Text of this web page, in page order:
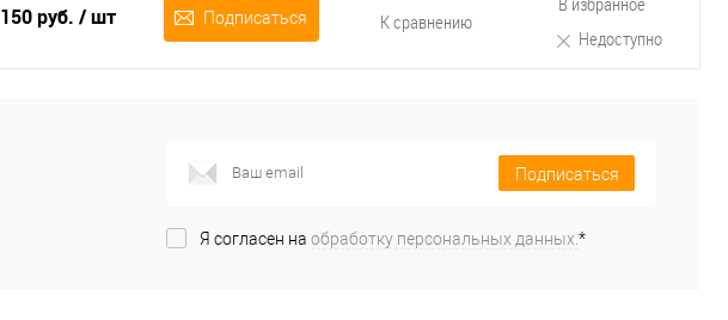
150 руб. / шт Подписаться К сравнению
Недоступно
Подписаться
Я согласен на обработку персональных данных. *